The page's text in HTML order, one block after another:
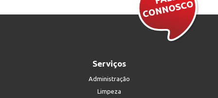
Serviços
Administração
Limpeza